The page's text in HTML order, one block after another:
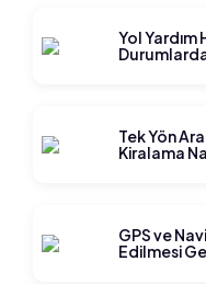
Yol
Tek Yön
Kiralama
GPS ve
Edilmesi